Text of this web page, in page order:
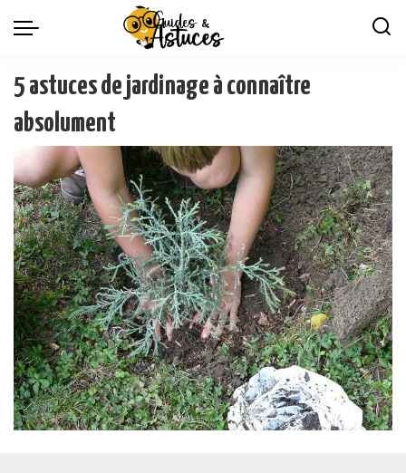
5 astuces de jardinage à connaître
absolument